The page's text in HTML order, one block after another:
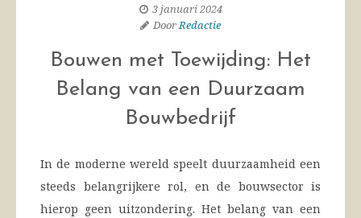
3 januari 2024
DoorRedactie
Bouwen met Toewijding: Het
Belang van een Duurzaam
Bouwbedrijf
In de moderne wereld speelt duurzaamheid een
steeds belangrijkere rol, en de bouwsector is
hierop geen uitzondering. Het belang van een